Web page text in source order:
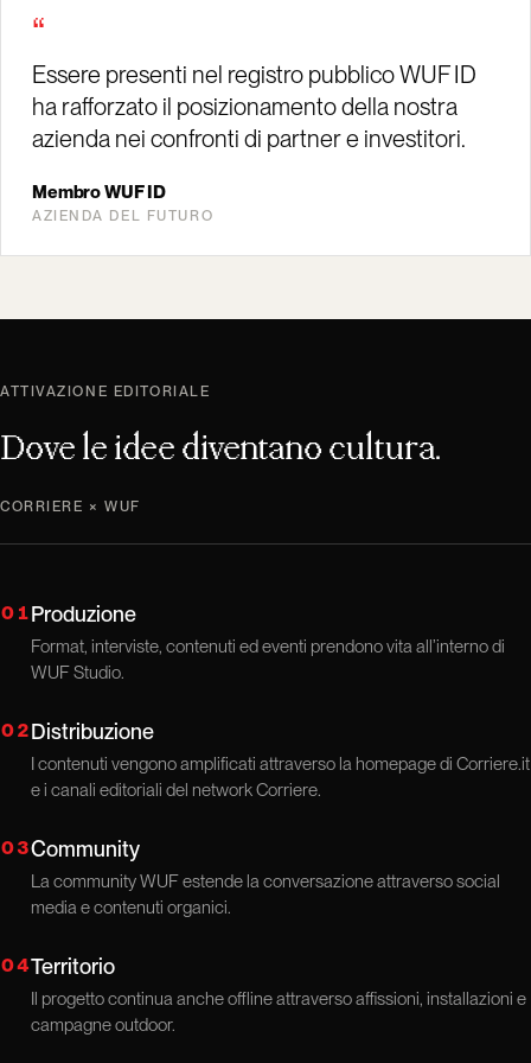
“
Essere presenti nel registro pubblico WUF ID
ha rafforzato il posizionamento della nostra
azienda nei confronti di partner e investitori.
Membro WUF ID
AZIENDA DEL FUTURO
ATTIVAZIONE EDITORIALE
Dove le idee diventano cultura.
CORRIERE × WUF
01Produzione
Format, interviste, contenuti ed eventi prendono vita all’interno di
WUF Studio.
02Distribuzione
I contenuti vengono amplificati attraverso la homepage di Corriere.it
e i canali editoriali del network Corriere.
03Community
La community WUF estende la conversazione attraverso social
media e contenuti organici.
04Territorio
Il progetto continua anche offline attraverso affissioni, installazioni e
campagne outdoor.